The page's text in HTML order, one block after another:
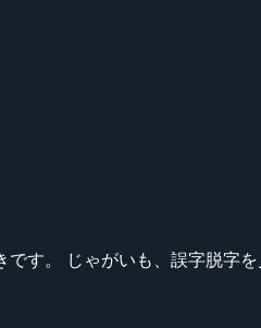
です。 じゃがいも、誤字脱